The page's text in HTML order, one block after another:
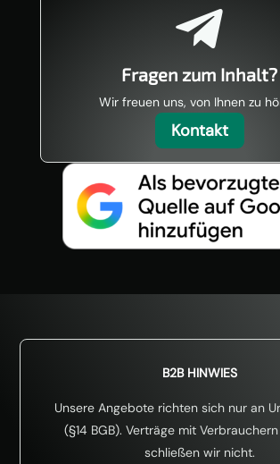

Fragen zum Inhalt?
Wir freuen uns, von Ihnen zu
Kontakt
B2B HINWIES
Unsere Angebote richten sich nur an
(§14 BGB). Verträge mit Verbrauchern
schließen wir nicht.